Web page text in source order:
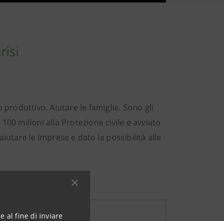
al fine di inviare
produttivo. Aiutare le famiglie. Sono gli
milioni alla Protezione civile e avviato
le imprese e dato la possibilità alle